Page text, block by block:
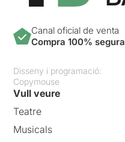
Canal oficial de venta
Compra 100% segura
Disseny i programació:
Copymouse
Vull veure
Teatre
Musicals